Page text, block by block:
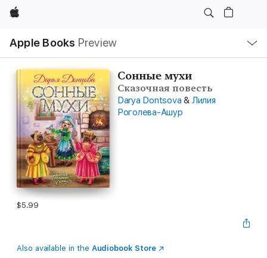
Apple
Apple Books Preview
Nav
Open
Menu
Сонные мухи
Сказочная повесть
Darya Dontsova & Лилия
Роголева-Ашур
$5.99
Also available in the Audiobook Store